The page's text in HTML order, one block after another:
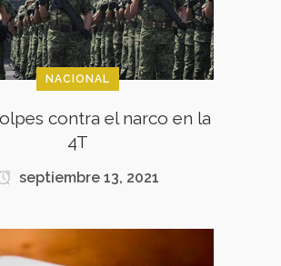
NACIONAL
contra el narco en la
4T
septiembre 13, 2021